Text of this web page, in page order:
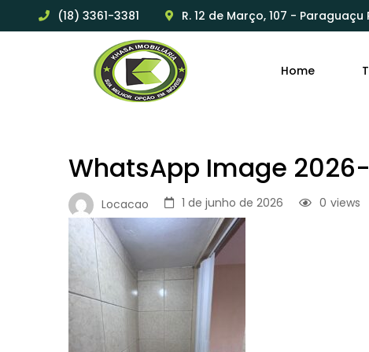
(18) 3361-3381 R. 12 de Março, 107 - Paraguaçu
Home
WhatsApp Image
Locacao 1 de junho de 2026 views
0